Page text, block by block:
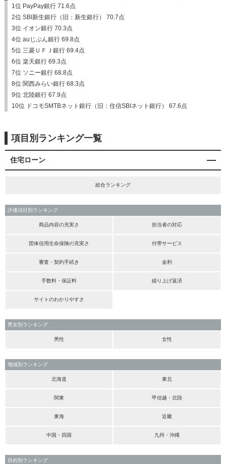
1位 PayPay銀行 71.6点
2位 SBI新生銀行（旧：新生銀行） 70.7点
3位 イオン銀行 70.3点
4位 auじぶん銀行 69.8点
5位 三菱ＵＦＪ銀行 69.4点
6位 楽天銀行 69.3点
7位 ソニー銀行 68.8点
8位 関西みらい銀行 68.3点
9位 北陸銀行 67.9点
10位 ドコモSMTBネット銀行（旧：住信SBIネット銀行） 67.6点
項目別ランキング一覧
住宅ローン
総合ランキング
評価項目別ランキング
商品内容の充実さ 担当者の対応
団体信用生命保険の充実さ 付帯サービス
審査・契約手続き 金利
手数料・保証料 繰り上げ返済
サイトのわかりやすさ
男女別ランキング
男性 女性
地域別ランキング
北海道 東北
関東 甲信越・北陸
東海 近畿
中国・四国 九州・沖縄
目的別ランキング